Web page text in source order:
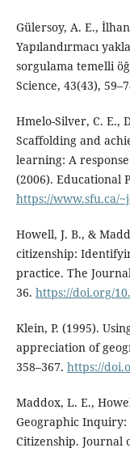
Gülersoy, A. E.,
Yapılandırmacı
sorgulama temelli
Science, 43(43),
Hmelo-Silver, C. E.,
Scaffolding and
learning: A
(2006). Educational
https://www.sfu.ca/
Howell, J. B., &
citizenship:
practice. The
36. https://doi.org/
Klein, P. (1995).
appreciation of
358–367. https://
Maddox, L. E.,
Geographic Inquiry:
Citizenship. Journal